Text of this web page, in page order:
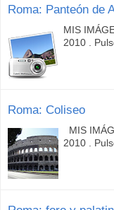
Roma: Panteón de
MIS
2010 .
Roma: Coliseo
MIS
2010 .